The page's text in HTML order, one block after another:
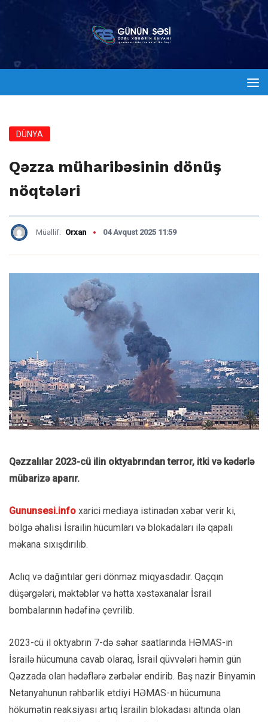
DÜNYA
Qəzza müharibəsinin dönüş
nöqtələri
Müəllif: Orxan 04 Avqust 2025 11:59
Qəzzalılar 2023-cü ilin oktyabrından terror, itki və kədərlə
mübarizə aparır.
Gununsesi.info xarici mediaya istinadən xəbər verir ki,
bölgə əhalisi İsrailin hücumları və blokadaları ilə qapalı
məkana sıxışdırılıb.
Aclıq və dağıntılar geri dönməz miqyasdadır. Qaçqın
düşərgələri, məktəblər və hətta xəstəxanalar İsrail
bombalarının hədəfinə çevrilib.
2023-cü il oktyabrın 7-də səhər saatlarında HƏMAS-ın
İsrailə hücumuna cavab olaraq, İsrail qüvvələri həmin gün
Qəzzada olan hədəflərə zərbələr endirib. Baş nazir Binyamin
Netanyahunun rəhbərlik etdiyi HƏMAS-ın hücumuna
hökumətin reaksiyası artıq İsrailin blokadası altında olan